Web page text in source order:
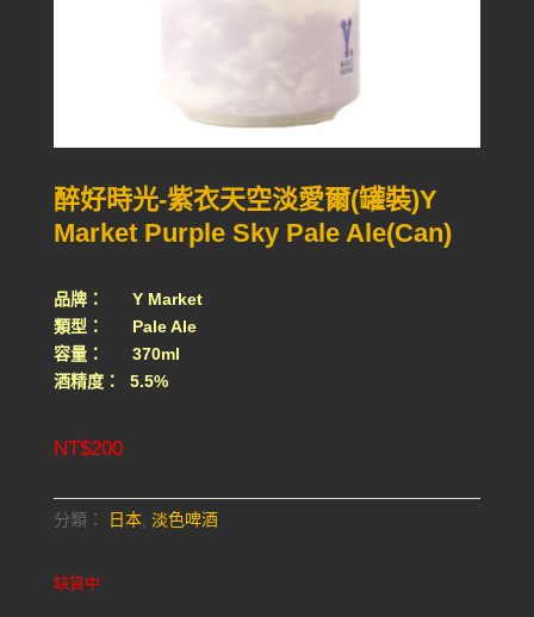
醉好時光-紫衣天空淡愛爾(罐裝)Y
Market Purple Sky Pale Ale(Can)
品牌： Y Market
類型： Pale Ale
容量： 370ml
酒精度： 5.5%
NT$200
分類： 日本, 淡色啤酒
缺貨中